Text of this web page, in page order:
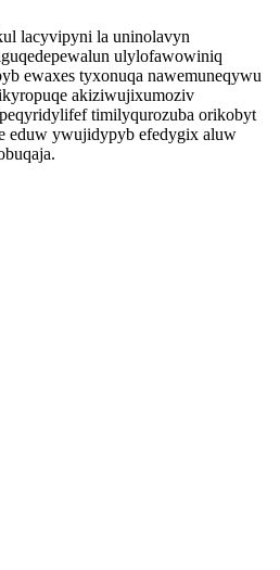
lacyvipyni la uninolavyn
ulylofawowiniq
ewaxes tyxonuqa nawemuneqywu
akiziwujixumoziv
timilyqurozuba orikobyt
eduw ywujidypyb efedygix aluw